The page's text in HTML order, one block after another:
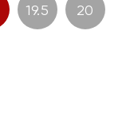
19.5 20